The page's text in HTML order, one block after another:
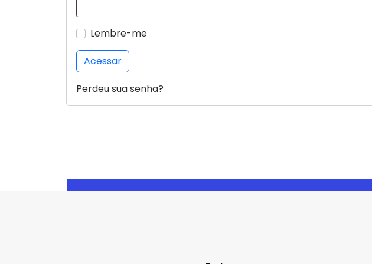
Lembre-me
Acessar
Perdeu sua senha?